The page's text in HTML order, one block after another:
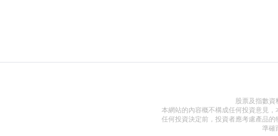
股票及指數
本網站的內容概不構成任何投資意見
任何投資決定前，投資者應考慮產品
準確